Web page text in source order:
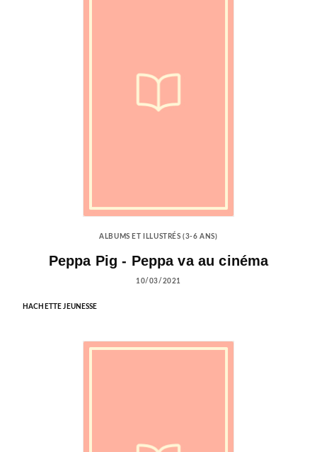
ALBUMS ET ILLUSTRÉS (3-6 ANS)
Peppa Pig - Peppa va au cinéma
10/03/2021
HACHETTE JEUNESSE